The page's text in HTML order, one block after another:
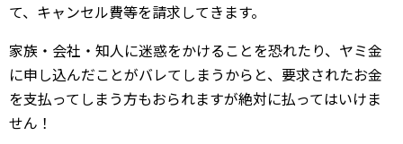
て、キャンセル費等を請求してきます。
家族・会社・知人に迷惑をかけることを恐れたり、ヤミ金
に申し込んだことがバレてしまうからと、要求されたお金
を支払ってしまう方もおられますが絶対に払ってはいけま
せん！